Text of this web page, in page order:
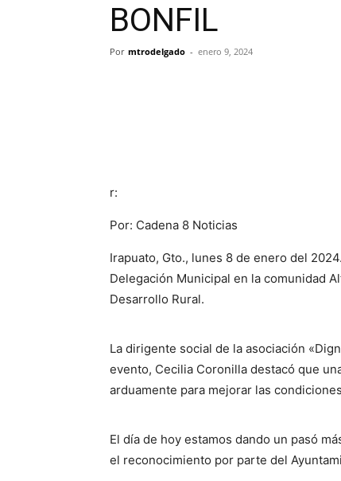
BONFIL
Por mtrodelgado - enero 9, 2024
r:
Por: Cadena 8 Noticias
Irapuato, Gto., lunes 8 de enero del
Delegación Municipal en la comunidad
Desarrollo Rural.
La dirigente social de la asociación
evento, Cecilia Coronilla destacó que
arduamente para mejorar las
El día de hoy estamos dando un pasó
el reconocimiento por parte del